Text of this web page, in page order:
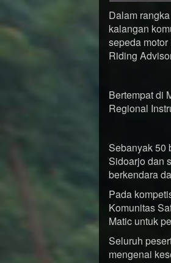
Dalam
kalangan
sepeda
Riding
Bertempat di
Regional
Sebanyak 50
Sidoarjo dan
berkendara
Pada
Komunitas
Matic untuk
Seluruh
mengenai